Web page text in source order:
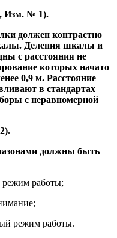
Изм. № 1).
должен контрастно
Деления шкалы и
с расстояния не
которых начато
0,9 м. Расстояние
в стандартах
с неравномерной
должны быть
режим работы;
режим работы.